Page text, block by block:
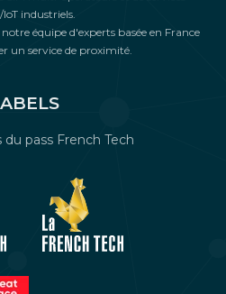
IoT industriels.
équipe d'experts basée en France
un service de proximité.
pass French Tech